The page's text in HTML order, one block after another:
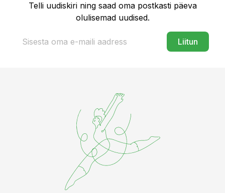
Telli uudiskiri ning saad oma postkasti päeva
olulisemad uudised.
Liitun